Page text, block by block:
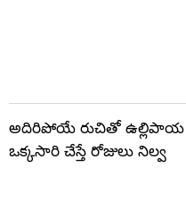
అదిరిపోయే రుచితో ఉల్లిపాయ
ఒక్కసారి చేస్తే రోజులు నిల్వ